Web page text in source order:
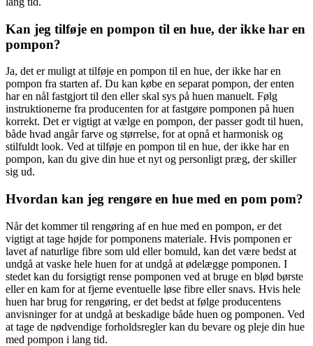
Kan jeg tilføje en pompon til en hue, der ikke har en
pompon?
Ja, det er muligt at tilføje en pompon til en hue, der ikke har en
pompon fra starten af. Du kan købe en separat pompon, der enten
har en nål fastgjort til den eller skal sys på huen manuelt. Følg
instruktionerne fra producenten for at fastgøre pomponen på huen
korrekt. Det er vigtigt at vælge en pompon, der passer godt til huen,
både hvad angår farve og størrelse, for at opnå et harmonisk og
stilfuldt look. Ved at tilføje en pompon til en hue, der ikke har en
pompon, kan du give din hue et nyt og personligt præg, der skiller
sig ud.
Hvordan kan jeg rengøre en hue med en pom pom?
Når det kommer til rengøring af en hue med en pompon, er det
vigtigt at tage højde for pomponens materiale. Hvis pomponen er
lavet af naturlige fibre som uld eller bomuld, kan det være bedst at
undgå at vaske hele huen for at undgå at ødelægge pomponen. I
stedet kan du forsigtigt rense pomponen ved at bruge en blød børste
eller en kam for at fjerne eventuelle løse fibre eller snavs. Hvis hele
huen har brug for rengøring, er det bedst at følge producentens
anvisninger for at undgå at beskadige både huen og pomponen. Ved
at tage de nødvendige forholdsregler kan du bevare og pleje din hue
med pompon i lang tid.